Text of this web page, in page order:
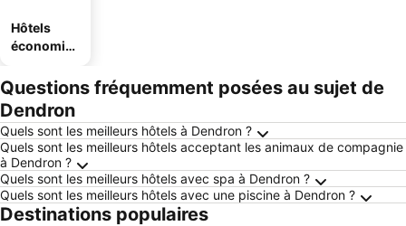
Hôtels
économiq
Questions fréquemment posées au sujet de
Dendron
Quels sont les meilleurs hôtels à Dendron ?
Quels sont les meilleurs hôtels acceptant les animaux de compagnie
à Dendron ?
Quels sont les meilleurs hôtels avec spa à Dendron ?
Quels sont les meilleurs hôtels avec une piscine à Dendron ?
Destinations populaires